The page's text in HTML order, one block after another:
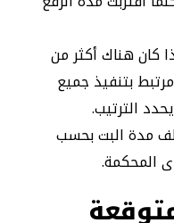
كان هناك أكثر من
بتنفيذ جميع
الترتيب.
مدة البت بحسب
المحكمة.